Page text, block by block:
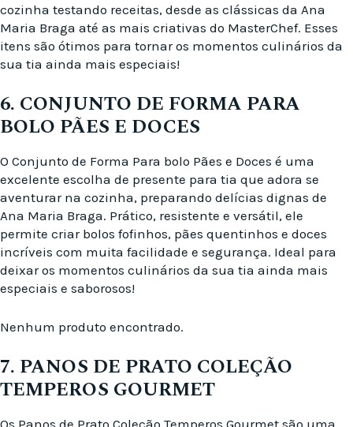
cozinha testando receitas, desde as clássicas da Ana
Maria Braga até as mais criativas do MasterChef. Esses
itens são ótimos para tornar os momentos culinários da
sua tia ainda mais especiais!
6. CONJUNTO DE FORMA PARA
BOLO PÃES E DOCES
O Conjunto de Forma Para bolo Pães e Doces é uma
excelente escolha de presente para tia que adora se
aventurar na cozinha, preparando delícias dignas de
Ana Maria Braga. Prático, resistente e versátil, ele
permite criar bolos fofinhos, pães quentinhos e doces
incríveis com muita facilidade e segurança. Ideal para
deixar os momentos culinários da sua tia ainda mais
especiais e saborosos!
Nenhum produto encontrado.
7. PANOS DE PRATO COLEÇÃO
TEMPEROS GOURMET